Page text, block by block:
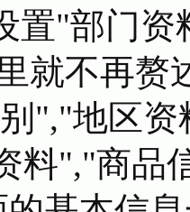
置"部门
就不再赘
","地区
料","商品